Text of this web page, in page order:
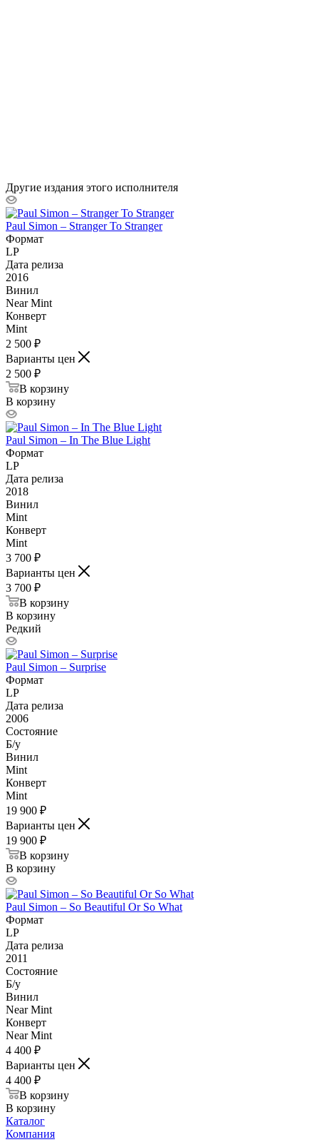
Другие издания этого исполнителя
Paul Simon – Stranger To Stranger
Формат
LP
Дата релиза
2016
Винил
Near Mint
Конверт
Mint
2 500 ₽
Варианты цен
2 500 ₽
В корзину
В корзину
Paul Simon – In The Blue Light
Формат
LP
Дата релиза
2018
Винил
Mint
Конверт
Mint
3 700 ₽
Варианты цен
3 700 ₽
В корзину
В корзину
Редкий
Paul Simon – Surprise
Формат
LP
Дата релиза
2006
Состояние
Б/у
Винил
Mint
Конверт
Mint
19 900 ₽
Варианты цен
19 900 ₽
В корзину
В корзину
Paul Simon – So Beautiful Or So What
Формат
LP
Дата релиза
2011
Состояние
Б/у
Винил
Near Mint
Конверт
Near Mint
4 400 ₽
Варианты цен
4 400 ₽
В корзину
В корзину
Каталог
Компания